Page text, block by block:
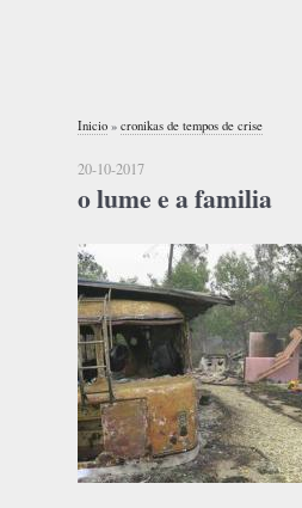
Inicio » cronikas de tempos de crise
20-10-2017
o lume e a familia